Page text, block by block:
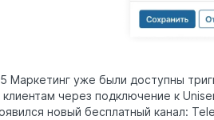
Маркетинг уже были доступны
клиентам через подключение к
новый бесплатный канал: